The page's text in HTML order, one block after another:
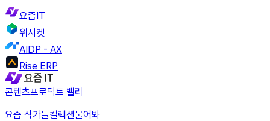
요즘IT
위시켓
AIDP - AX
Rise ERP
콘텐츠프로덕트 밸리
요즘 작가들컬렉션물어봐